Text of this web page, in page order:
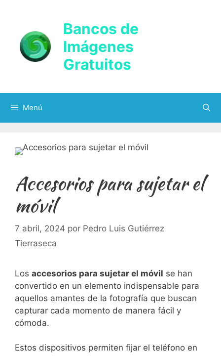
contenido
Bancos de
Imágenes
Gratuitos
Menú
Accesorios para sujetar el
móvil
7 abril, 2024 por Pedro Luis Gutiérrez
Tierraseca
Los accesorios para sujetar el móvil se han
convertido en un elemento indispensable para
aquellos amantes⁢ de la fotografía⁣ que buscan
capturar cada momento de manera fácil ​y
cómoda.
Estos dispositivos permiten fijar el teléfono en